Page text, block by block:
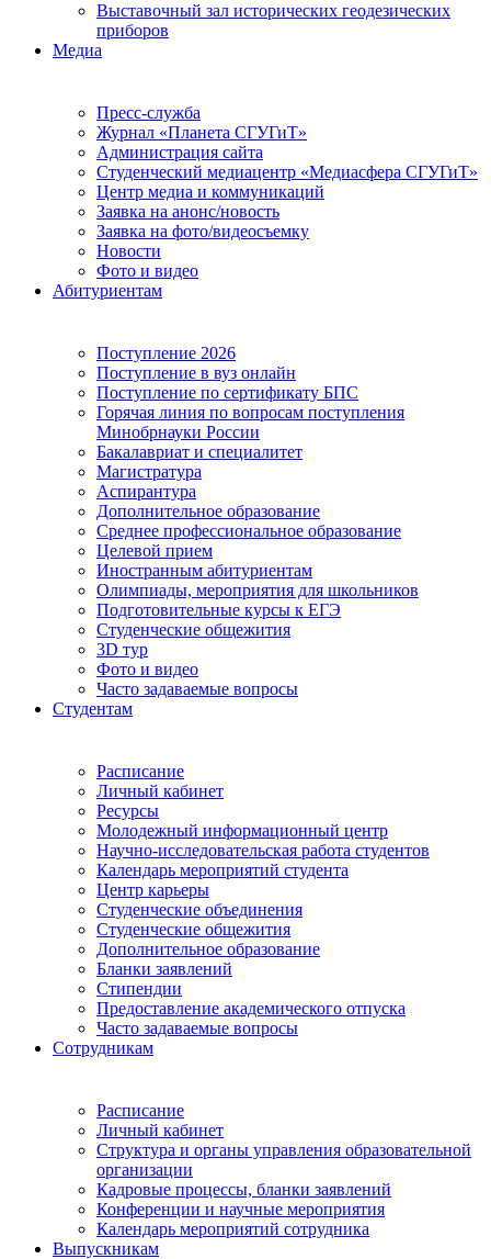
Выставочный зал исторических геодезических
приборов
Медиа
Пресс-служба
Журнал «Планета СГУГиТ»
Администрация сайта
Студенческий медиацентр «Медиасфера СГУГиТ»
Центр медиа и коммуникаций
Заявка на анонс/новость
Заявка на фото/видеосъемку
Новости
Фото и видео
Абитуриентам
Поступление 2026
Поступление в вуз онлайн
Поступление по сертификату БПС
Горячая линия по вопросам поступления
Минобрнауки России
Бакалавриат и специалитет
Магистратура
Аспирантура
Дополнительное образование
Среднее профессиональное образование
Целевой прием
Иностранным абитуриентам
Олимпиады, мероприятия для школьников
Подготовительные курсы к ЕГЭ
Студенческие общежития
3D тур
Фото и видео
Часто задаваемые вопросы
Студентам
Расписание
Личный кабинет
Ресурсы
Молодежный информационный центр
Научно-исследовательская работа студентов
Календарь мероприятий студента
Центр карьеры
Студенческие объединения
Студенческие общежития
Дополнительное образование
Бланки заявлений
Стипендии
Предоставление академического отпуска
Часто задаваемые вопросы
Сотрудникам
Расписание
Личный кабинет
Структура и органы управления образовательной
организации
Кадровые процессы, бланки заявлений
Конференции и научные мероприятия
Календарь мероприятий сотрудника
Выпускникам